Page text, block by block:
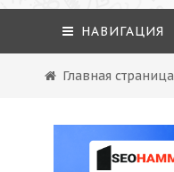
НАВИГАЦИЯ
Главная страница